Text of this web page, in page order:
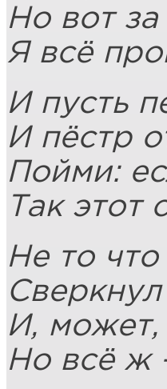
Но вот
Я всё
И пусть
И пёстр
Пойми:
Так этот
Не то что
И, может,
Но всё ж